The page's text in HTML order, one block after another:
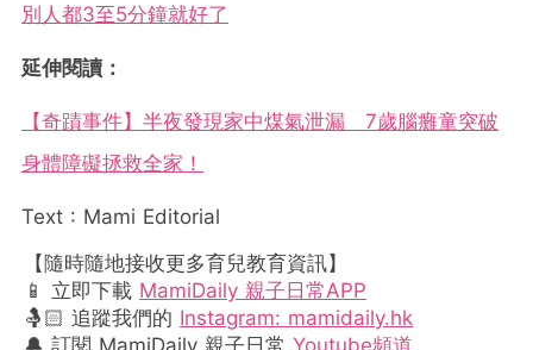
別人都3至5分鐘就好了
延伸閱讀：
【奇蹟事件】半夜發現家中煤氣泄漏 7歲腦癱童突破
身體障礙拯救全家！
Text : Mami Editorial
【隨時隨地接收更多育兒教育資訊】
📱 立即下載 MamiDaily 親子日常APP
🤱🏻 追蹤我們的 Instagram: mamidaily.hk
🔔 訂閱 MamiDaily 親子日常 Youtube頻道